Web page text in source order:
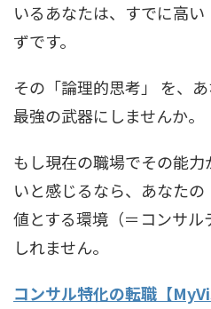
いるあなたは、すでに高
ずです。
その「論理的思考」 を、
最強の武器にしませんか。
もし現在の職場でその能
いと感じるなら、あなた
値とする環境（＝コンサ
しれません。
コンサル特化の転職【